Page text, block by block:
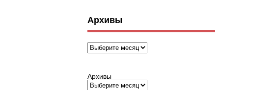
Архивы
Архивы
Архивы